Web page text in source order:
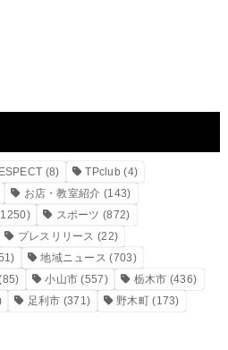
(8) TPclub (4)
お店・教室紹介 (143)
スポーツ (872)
プレスリリース (22)
地域ニュース (703)
小山市 (557) 栃木市 (436)
足利市 (371) 野木町(173)